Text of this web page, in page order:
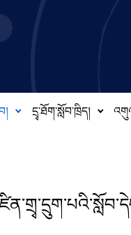
དྲྭ་ཐོག་སློབ་ཁྲིད།